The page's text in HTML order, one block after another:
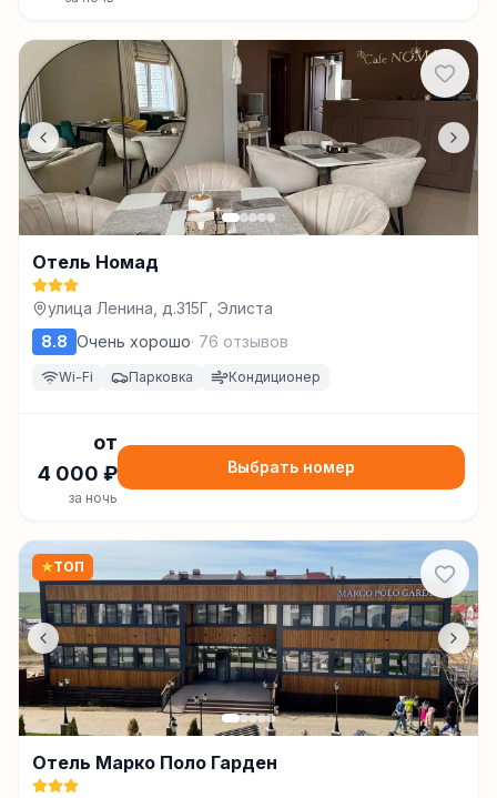
Отель Номад
улица Ленина, д.315Г, Элиста
8.8 Очень хорошо· 76 отзывов
Wi-Fi Парковка Кондиционер
от
4 000 ₽
за ночь
Выбрать номер
★ТОП
Отель Марко Поло Гарден